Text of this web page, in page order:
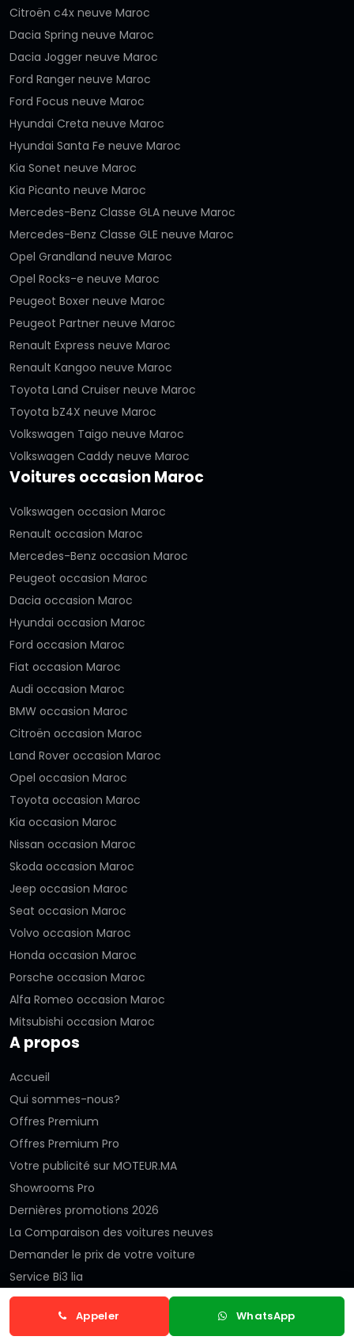
Appeler WhatsApp
Citroën c4x neuve Maroc
Dacia Spring neuve Maroc
Dacia Jogger neuve Maroc
Ford Ranger neuve Maroc
Ford Focus neuve Maroc
Hyundai Creta neuve Maroc
Hyundai Santa Fe neuve Maroc
Kia Sonet neuve Maroc
Kia Picanto neuve Maroc
Mercedes-Benz Classe GLA neuve Maroc
Mercedes-Benz Classe GLE neuve Maroc
Opel Grandland neuve Maroc
Opel Rocks-e neuve Maroc
Peugeot Boxer neuve Maroc
Peugeot Partner neuve Maroc
Renault Express neuve Maroc
Renault Kangoo neuve Maroc
Toyota Land Cruiser neuve Maroc
Toyota bZ4X neuve Maroc
Volkswagen Taigo neuve Maroc
Volkswagen Caddy neuve Maroc
Voitures occasion Maroc
Volkswagen occasion Maroc
Renault occasion Maroc
Mercedes-Benz occasion Maroc
Peugeot occasion Maroc
Dacia occasion Maroc
Hyundai occasion Maroc
Ford occasion Maroc
Fiat occasion Maroc
Audi occasion Maroc
BMW occasion Maroc
Citroën occasion Maroc
Land Rover occasion Maroc
Opel occasion Maroc
Toyota occasion Maroc
Kia occasion Maroc
Nissan occasion Maroc
Skoda occasion Maroc
Jeep occasion Maroc
Seat occasion Maroc
Volvo occasion Maroc
Honda occasion Maroc
Porsche occasion Maroc
Alfa Romeo occasion Maroc
Mitsubishi occasion Maroc
A propos
Accueil
Qui sommes-nous?
Offres Premium
Offres Premium Pro
Votre publicité sur MOTEUR.MA
Showrooms Pro
Dernières promotions 2026
La Comparaison des voitures neuves
Demander le prix de votre voiture
Service Bi3 lia
Les emissions
Actualités Auto